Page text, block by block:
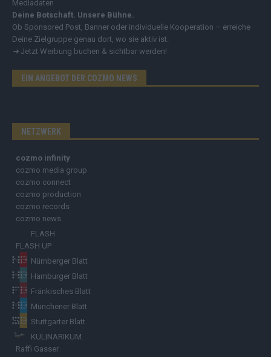
MEDIA
Mediadaten
Deine Botschaft. Unsere Bühne.
Deine Zielgruppe genau dort, wo sie aktiv ist.
➔ Jetzt Werbung buchen & sichtbar werden!
NETZWERK
cozmo infinity
cozmo media group
cozmo connect
cozmo news
FLASH UP
Nürnberger Blatt
Hamburger Blatt
Fränkisches Blatt
Münchener Blatt